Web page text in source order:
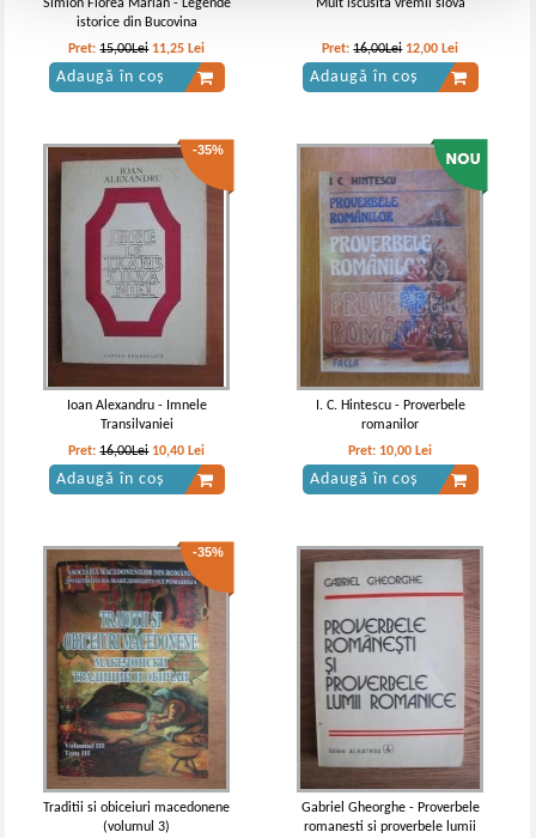
Simion Florea Marian - Legende
istorice din Bucovina
Pret:15,00Lei 11,25 Lei
Adaugă în coș
Mult iscusita vremii slova
Pret:16,00Lei 12,00 Lei
Adaugă în coș
-35%
Ioan Alexandru - Imnele
Transilvaniei
Pret:16,00Lei 10,40 Lei
Adaugă în coș
I. C. Hintescu - Proverbele
romanilor
Pret: 10,00 Lei
Adaugă în coș
-35%
Traditii si obiceiuri macedonene
(volumul 3)
Gabriel Gheorghe - Proverbele
romanesti si proverbele lumii